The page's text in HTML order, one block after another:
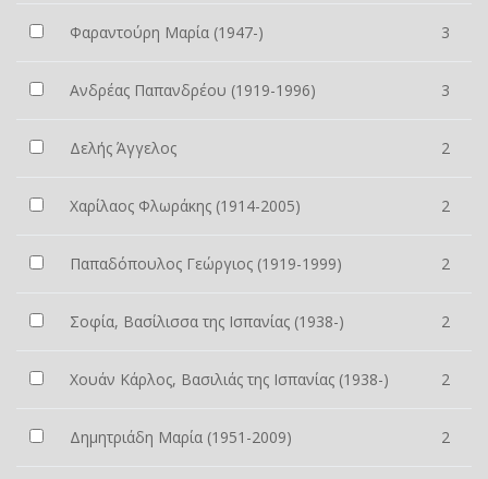
Φαραντούρη Μαρία (1947-) 3
Ανδρέας Παπανδρέου (1919-1996) 3
Δελής Άγγελος 2
Χαρίλαος Φλωράκης (1914-2005) 2
Παπαδόπουλος Γεώργιος (1919-1999) 2
Σοφία, Βασίλισσα της Ισπανίας (1938-) 2
Χουάν Κάρλος, Βασιλιάς της Ισπανίας (1938-) 2
Δημητριάδη Μαρία (1951-2009) 2